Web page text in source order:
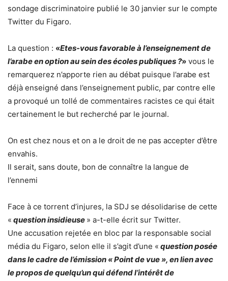
sondage discriminatoire publié le 30 janvier sur le compte
Twitter du Figaro.
La question : «Etes-vous favorable à l’enseignement de
l’arabe en option au sein des écoles publiques ?» vous le
remarquerez n’apporte rien au débat puisque l’arabe est
déjà enseigné dans l’enseignement public, par contre elle
a provoqué un tollé de commentaires racistes ce qui était
certainement le but recherché par le journal.
On est chez nous et on a le droit de ne pas accepter d’être
envahis.
Il serait, sans doute, bon de connaître la langue de
l’ennemi
Face à ce torrent d’injures, la SDJ se désolidarise de cette
« question insidieuse » a-t-elle écrit sur Twitter.
Une accusation rejetée en bloc par la responsable social
média du Figaro, selon elle il s’agit d’une « question posée
dans le cadre de l’émission « Point de vue », en lien avec
le propos de quelqu’un qui défend l’intérêt de